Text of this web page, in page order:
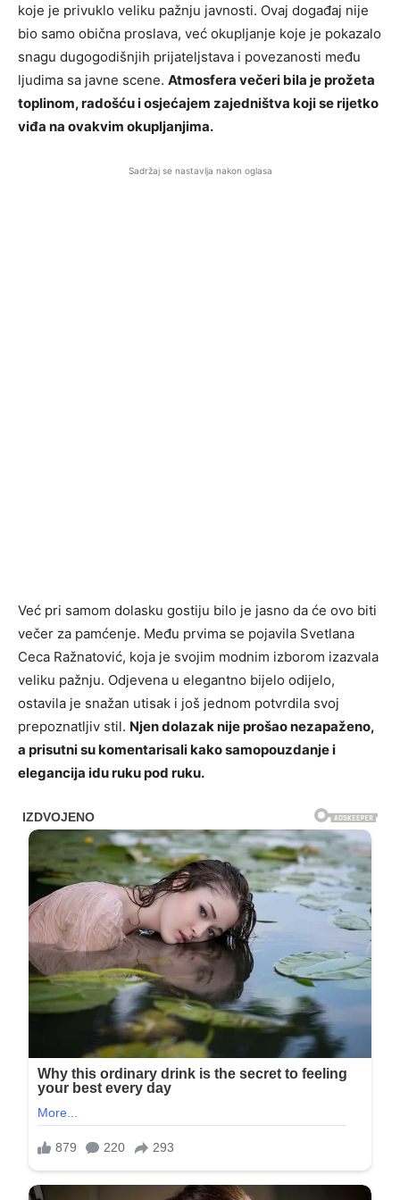
koje je privuklo veliku pažnju javnosti. Ovaj događaj nije
bio samo obična proslava, već okupljanje koje je pokazalo
snagu dugogodišnjih prijateljstava i povezanosti među
ljudima sa javne scene. Atmosfera večeri bila je prožeta
toplinom, radošću i osjećajem zajedništva koji se rijetko
viđa na ovakvim okupljanjima.
Sadržaj se nastavlja nakon oglasa
Već pri samom dolasku gostiju bilo je jasno da će ovo biti
večer za pamćenje. Među prvima se pojavila Svetlana
Ceca Ražnatović, koja je svojim modnim izborom izazvala
veliku pažnju. Odjevena u elegantno bijelo odijelo,
ostavila je snažan utisak i još jednom potvrdila svoj
prepoznatljiv stil. Njen dolazak nije prošao nezapaženo,
a prisutni su komentarisali kako samopouzdanje i
elegancija idu ruku pod ruku.